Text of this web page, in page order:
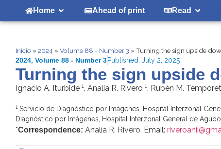
Home Ahead of print Read
Inicio »2024 »Volume 88 - Number 3 »Turning the sign upside
2024, Volume 88 - Number 3Published: July 2, 2025
Turning the sign upside
Ignacio A. Iturbide 1, Analía R. Rivero 1, Rubén M.
1Servicio de Diagnóstico por Imágenes, Hospital Interzonal
Diagnóstico por Imágenes, Hospital Interzonal General de
*Correspondence: Analía R. Rivero. Email: